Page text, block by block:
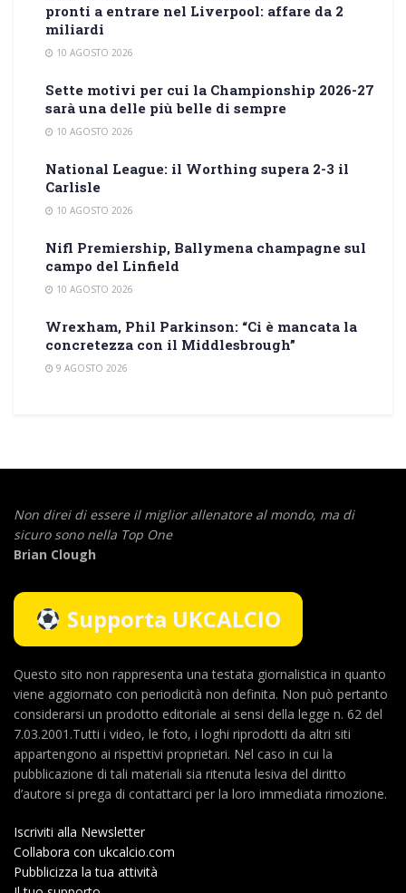
pronti a entrare nel Liverpool: affare da 2
miliardi
10 AGOSTO 2026
Sette motivi per cui la Championship 2026-27
sarà una delle più belle di sempre
10 AGOSTO 2026
National League: il Worthing supera 2-3 il
Carlisle
10 AGOSTO 2026
Nifl Premiership, Ballymena champagne sul
campo del Linfield
10 AGOSTO 2026
Wrexham, Phil Parkinson: “Ci è mancata la
concretezza con il Middlesbrough”
9 AGOSTO 2026
Non direi di essere il miglior allenatore al mondo, ma di
sicuro sono nella Top One
Brian Clough
Supporta UKCALCIO
Questo sito non rappresenta una testata giornalistica in quanto
viene aggiornato con periodicità non definita. Non può pertanto
considerarsi un prodotto editoriale ai sensi della legge n. 62 del
7.03.2001.Tutti i video, le foto, i loghi riprodotti da altri siti
appartengono ai rispettivi proprietari. Nel caso in cui la
pubblicazione di tali materiali sia ritenuta lesiva del diritto
d’autore si prega di contattarci per la loro immediata rimozione.
Iscriviti alla Newsletter
Collabora con ukcalcio.com
Pubblicizza la tua attività